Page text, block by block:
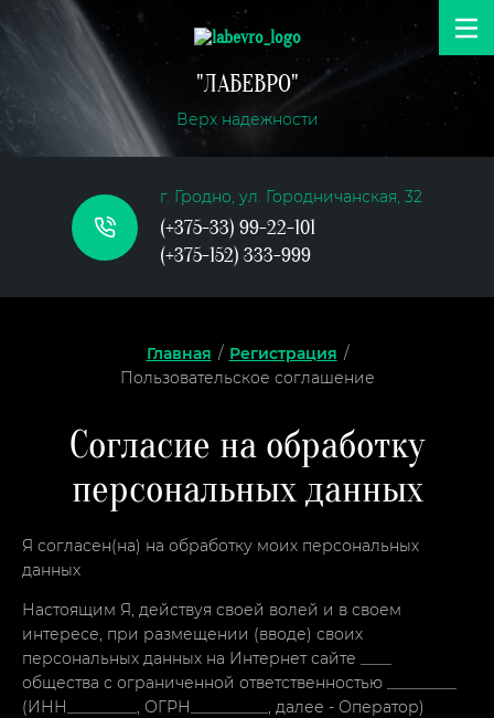
"ЛАБЕВРО"
Верх надежности
г. Гродно, ул. Городничанская, 32
(+375-33) 99-22-101
(+375-152) 333-999
Главная / Регистрация /
Пользовательское соглашение
Согласие на обработку
персональных данных
Я согласен(на) на обработку моих персональных
данных
Настоящим Я, действуя своей волей и в своем
интересе, при размещении (вводе) своих
персональных данных на Интернет сайте ____
общества с ограниченной ответственностью _________
(ИНН_________, ОГРН__________, далее - Оператор)